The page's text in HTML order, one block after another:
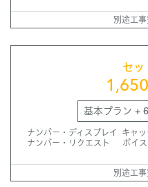
別途工
セッ
1,650
基本プラン +
ナンバー・ディスプレイ キャ
ナンバー・リクエスト ボイス
別途工